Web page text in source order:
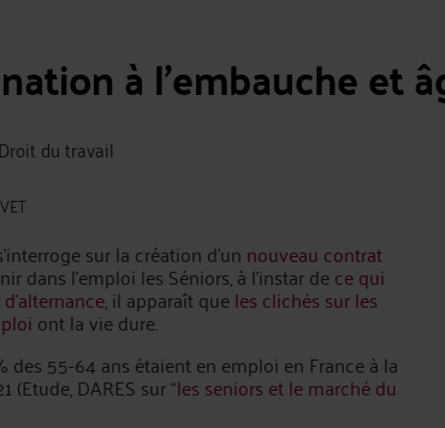
à l’embauche et
du travail
sur la création d’un nouveau contrat
dans l’emploi les Séniors, à l’instar dece qui
il apparaît queles clichés sur les
ont la vie dure.
des 55-64 ans étaient en emploi en France à la
(Etude, DARES sur “les seniors et le marché du